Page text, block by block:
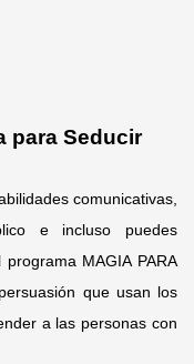
:
para Seducir
comunicativas,
e incluso puedes
programa MAGIA PARA
que usan los
a las personas con